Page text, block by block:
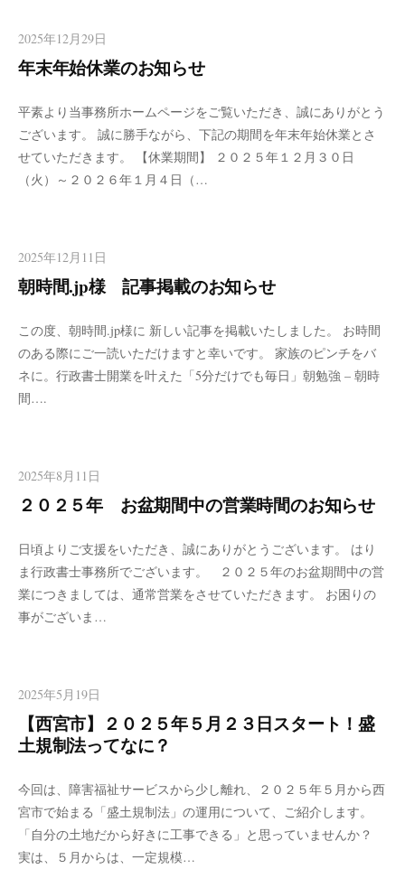
2025年12月29日
年末年始休業のお知らせ
平素より当事務所ホームページをご覧いただき、誠にありがとう
ございます。 誠に勝手ながら、下記の期間を年末年始休業とさ
せていただきます。 【休業期間】 ２０２５年１２月３０日
（火）～２０２６年１月４日（…
2025年12月11日
朝時間.jp様 記事掲載のお知らせ
この度、朝時間.jp様に 新しい記事を掲載いたしました。 お時間
のある際にご一読いただけますと幸いです。 家族のピンチをバ
ネに。行政書士開業を叶えた「5分だけでも毎日」朝勉強 – 朝時
間….
2025年8月11日
２０２５年 お盆期間中の営業時間のお知らせ
日頃よりご支援をいただき、誠にありがとうございます。 はり
ま行政書士事務所でございます。 ２０２５年のお盆期間中の営
業につきましては、通常営業をさせていただきます。 お困りの
事がございま…
2025年5月19日
【西宮市】２０２５年５月２３日スタート！盛
土規制法ってなに？
今回は、障害福祉サービスから少し離れ、２０２５年５月から西
宮市で始まる「盛土規制法」の運用について、ご紹介します。
「自分の土地だから好きに工事できる」と思っていませんか？
実は、５月からは、一定規模…